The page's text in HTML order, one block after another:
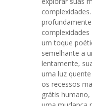
um toque
semelhante a
lentamente,
uma luz
os recessos
grátis humano,